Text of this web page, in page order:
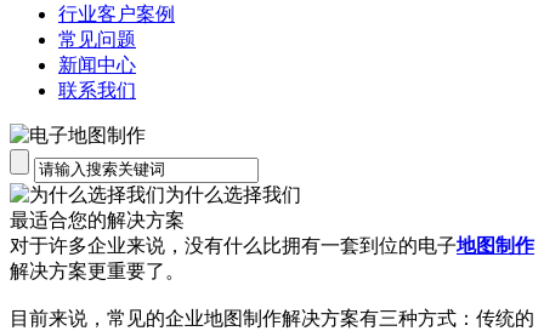
行业客户案例
常见问题
新闻中心
联系我们
为什么选择我们
最适合您的解决方案
对于许多企业来说，没有什么比拥有一套到位的电子地图制作
解决方案更重要了。
目前来说，常见的企业地图制作解决方案有三种方式：传统的